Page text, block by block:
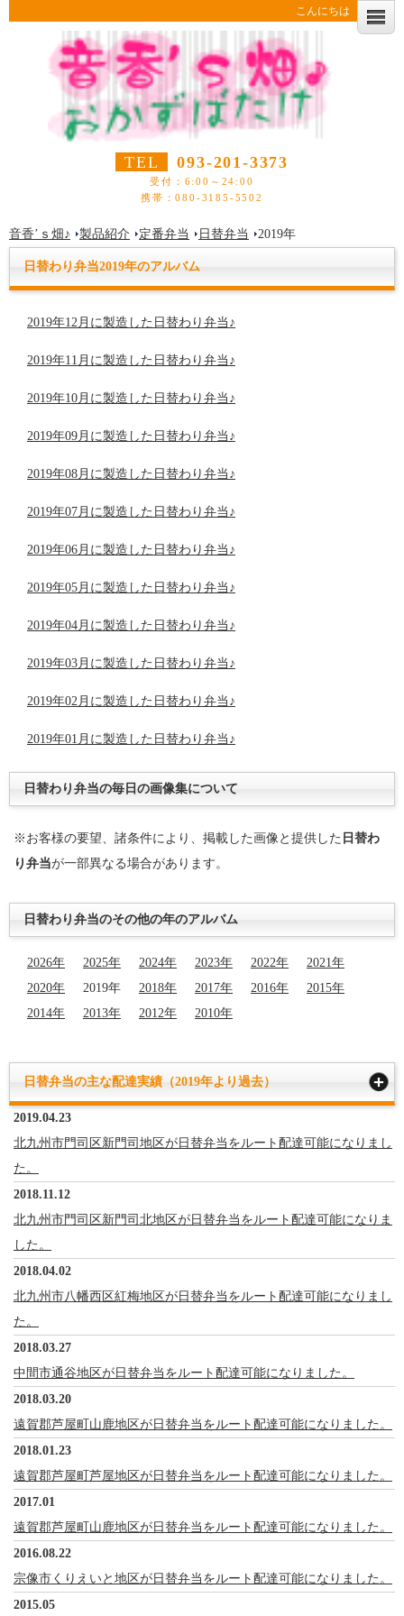
こんにちは
TEL 093-201-3373
受付：6:00～24:00
携帯：080-3185-5502
音香’ｓ畑♪ 製品紹介 定番弁当 日替弁当 2019年
日替わり弁当2019年のアルバム
2019年12月に製造した日替わり弁当♪
2019年11月に製造した日替わり弁当♪
2019年10月に製造した日替わり弁当♪
2019年09月に製造した日替わり弁当♪
2019年08月に製造した日替わり弁当♪
2019年07月に製造した日替わり弁当♪
2019年06月に製造した日替わり弁当♪
2019年05月に製造した日替わり弁当♪
2019年04月に製造した日替わり弁当♪
2019年03月に製造した日替わり弁当♪
2019年02月に製造した日替わり弁当♪
2019年01月に製造した日替わり弁当♪
日替わり弁当の毎日の画像集について
※お客様の要望、諸条件により、掲載した画像と提供した 日替わ
り弁当が一部異なる場合があります。
日替わり弁当のその他の年のアルバム
2026年 2025年 2024年 2023年 2022年
2021年
2020年
2019年 2018年 2017年 2016年
2015年
2014年
2013年 2012年 2010年
日替弁当の主な配達実績（2019年より過去）
2019.04.23
北九州市門司区新門司地区が日替弁当をルート配達可能になりまし
た。
2018.11.12
北九州市門司区新門司北地区が日替弁当をルート配達可能になりま
した。
2018.04.02
北九州市八幡西区紅梅地区が日替弁当をルート配達可能になりまし
た。
2018.03.27
中間市通谷地区が日替弁当をルート配達可能になりました。
2018.03.20
遠賀郡芦屋町山鹿地区が日替弁当をルート配達可能になりました。
2018.01.23
遠賀郡芦屋町芦屋地区が日替弁当をルート配達可能になりました。
2017.01
遠賀郡芦屋町山鹿地区が日替弁当をルート配達可能になりました。
2016.08.22
宗像市くりえいと地区が日替弁当をルート配達可能になりました。
2015.05